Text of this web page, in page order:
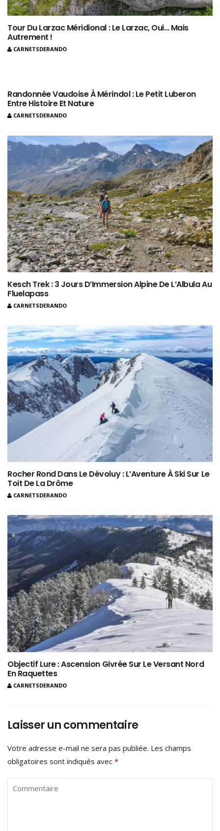
Tour Du Larzac Méridional : Le Larzac, Oui… Mais
Autrement !
CARNETSDERANDO
Randonnée Vaudoise À Mérindol : Le Petit Luberon
Entre Histoire Et Nature
CARNETSDERANDO
Kesch Trek : 3 Jours D’Immersion Alpine De L’Albula Au
Fluelapass
CARNETSDERANDO
Rocher Rond Dans Le Dévoluy : L’Aventure À Ski Sur Le
Toit De La Drôme
CARNETSDERANDO
Objectif Lure : Ascension Givrée Sur Le Versant Nord
En Raquettes
CARNETSDERANDO
Laisser un commentaire
Votre adresse e-mail ne sera pas publiée. Les champs
obligatoires sont indiqués avec *